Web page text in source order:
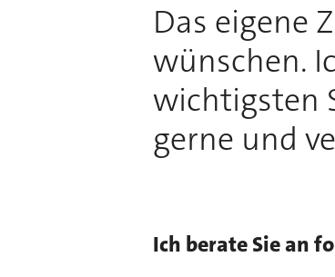
Das eigene
wünschen.
wichtigsten
gerne und
Ich berate Sie an